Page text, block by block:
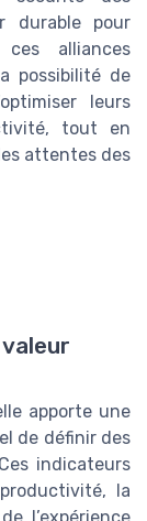
durable pour
alliances
possibilité de
leurs
tout en
attentes des
apporte une
de définir des
indicateurs
la